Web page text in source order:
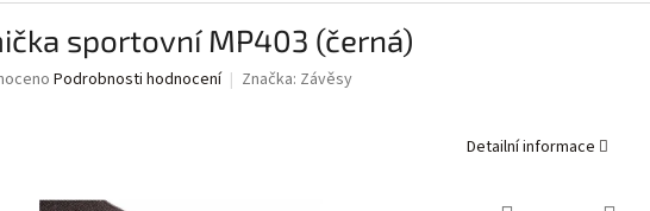
sportovní MP403 (černá)
Podrobnosti hodnocení Značka: Závěsy
Detailní informace